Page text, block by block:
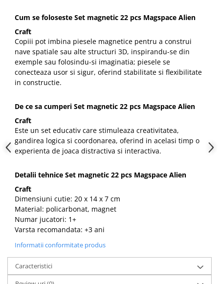
Cum se foloseste Set magnetic 22 pcs Magspace Alien
Craft
Copiii pot imbina piesele magnetice pentru a construi
nave spatiale sau alte structuri 3D, inspirandu-se din
exemple sau folosindu-si imaginatia; piesele se
conecteaza usor si sigur, oferind stabilitate si flexibilitate
in constructie.
De ce sa cumperi Set magnetic 22 pcs Magspace Alien
Craft
Este un set educativ care stimuleaza creativitatea,
gandirea logica si coordonarea, oferind in acelasi timp o
experienta de joaca distractiva si interactiva.
Detalii tehnice Set magnetic 22 pcs Magspace Alien
Craft
Dimensiuni cutie: 20 x 14 x 7 cm
Material: policarbonat, magnet
Numar jucatori: 1+
Varsta recomandata: +3 ani
Informatii conformitate produs
Caracteristici